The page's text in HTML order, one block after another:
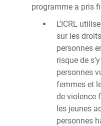
programme a pris
L’ICRL
sur les
personnes
risque de
personnes
femmes et
de violence
les jeunes
personnes